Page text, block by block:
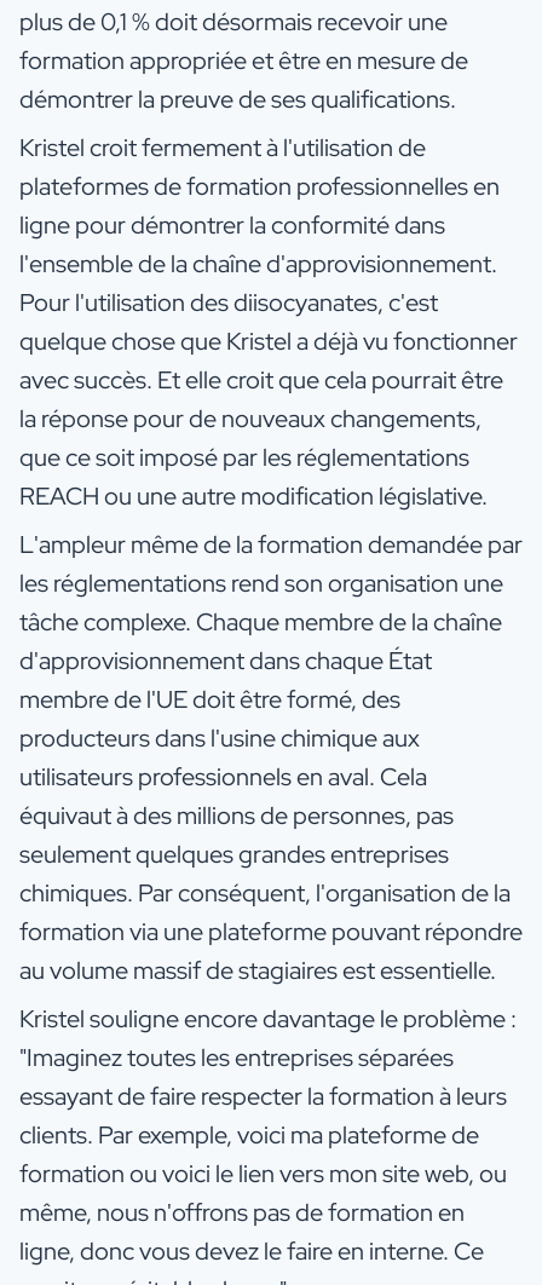
plus de 0,1 % doit désormais recevoir une
formation appropriée et être en mesure de
démontrer la preuve de ses qualifications.
Kristel croit fermement à l'utilisation de
plateformes de formation professionnelles en
ligne pour démontrer la conformité dans
l'ensemble de la chaîne d'approvisionnement.
Pour l'utilisation des diisocyanates, c'est
quelque chose que Kristel a déjà vu fonctionner
avec succès. Et elle croit que cela pourrait être
la réponse pour de nouveaux changements,
que ce soit imposé par les réglementations
REACH ou une autre modification législative.
L'ampleur même de la formation demandée par
les réglementations rend son organisation une
tâche complexe. Chaque membre de la chaîne
d'approvisionnement dans chaque État
membre de l'UE doit être formé, des
producteurs dans l'usine chimique aux
utilisateurs professionnels en aval. Cela
équivaut à des millions de personnes, pas
seulement quelques grandes entreprises
chimiques. Par conséquent, l'organisation de la
formation via une plateforme pouvant répondre
au volume massif de stagiaires est essentielle.
Kristel souligne encore davantage le problème :
"Imaginez toutes les entreprises séparées
essayant de faire respecter la formation à leurs
clients. Par exemple, voici ma plateforme de
formation ou voici le lien vers mon site web, ou
même, nous n'offrons pas de formation en
ligne, donc vous devez le faire en interne. Ce